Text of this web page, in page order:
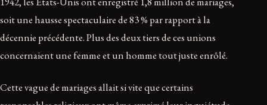
soit une hausse spectaculaire de 83 % par rapport à la
décennie précédente. Plus des deux tiers de ces unions
concernaient une femme et un homme tout juste enrôlé.
Cette vague de mariages allait si vite que certains